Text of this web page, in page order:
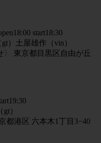
start18:30
）土屋雄作（vin）
〉 東京都目黒区自由が丘
）
都港区 六本木1丁目3−40